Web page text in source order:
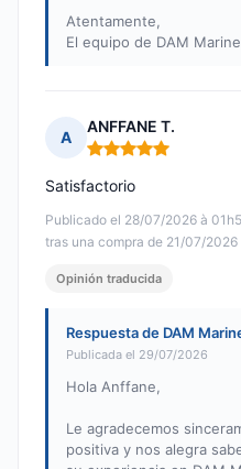
Atentamente,
El equipo de DAM Marine
A
ANFFANE T.
Nota: 5 de 5
Publicado el 28/07/2026 à
tras una compra de 21/07/2026
Satisfactorio
Opinión traducida
Respuesta de DAM
Publicada el 29/07/2026
Hola Anffane,
Le agradecemos
positiva y nos alegra